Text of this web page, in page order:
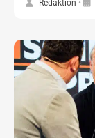
Redaktion •